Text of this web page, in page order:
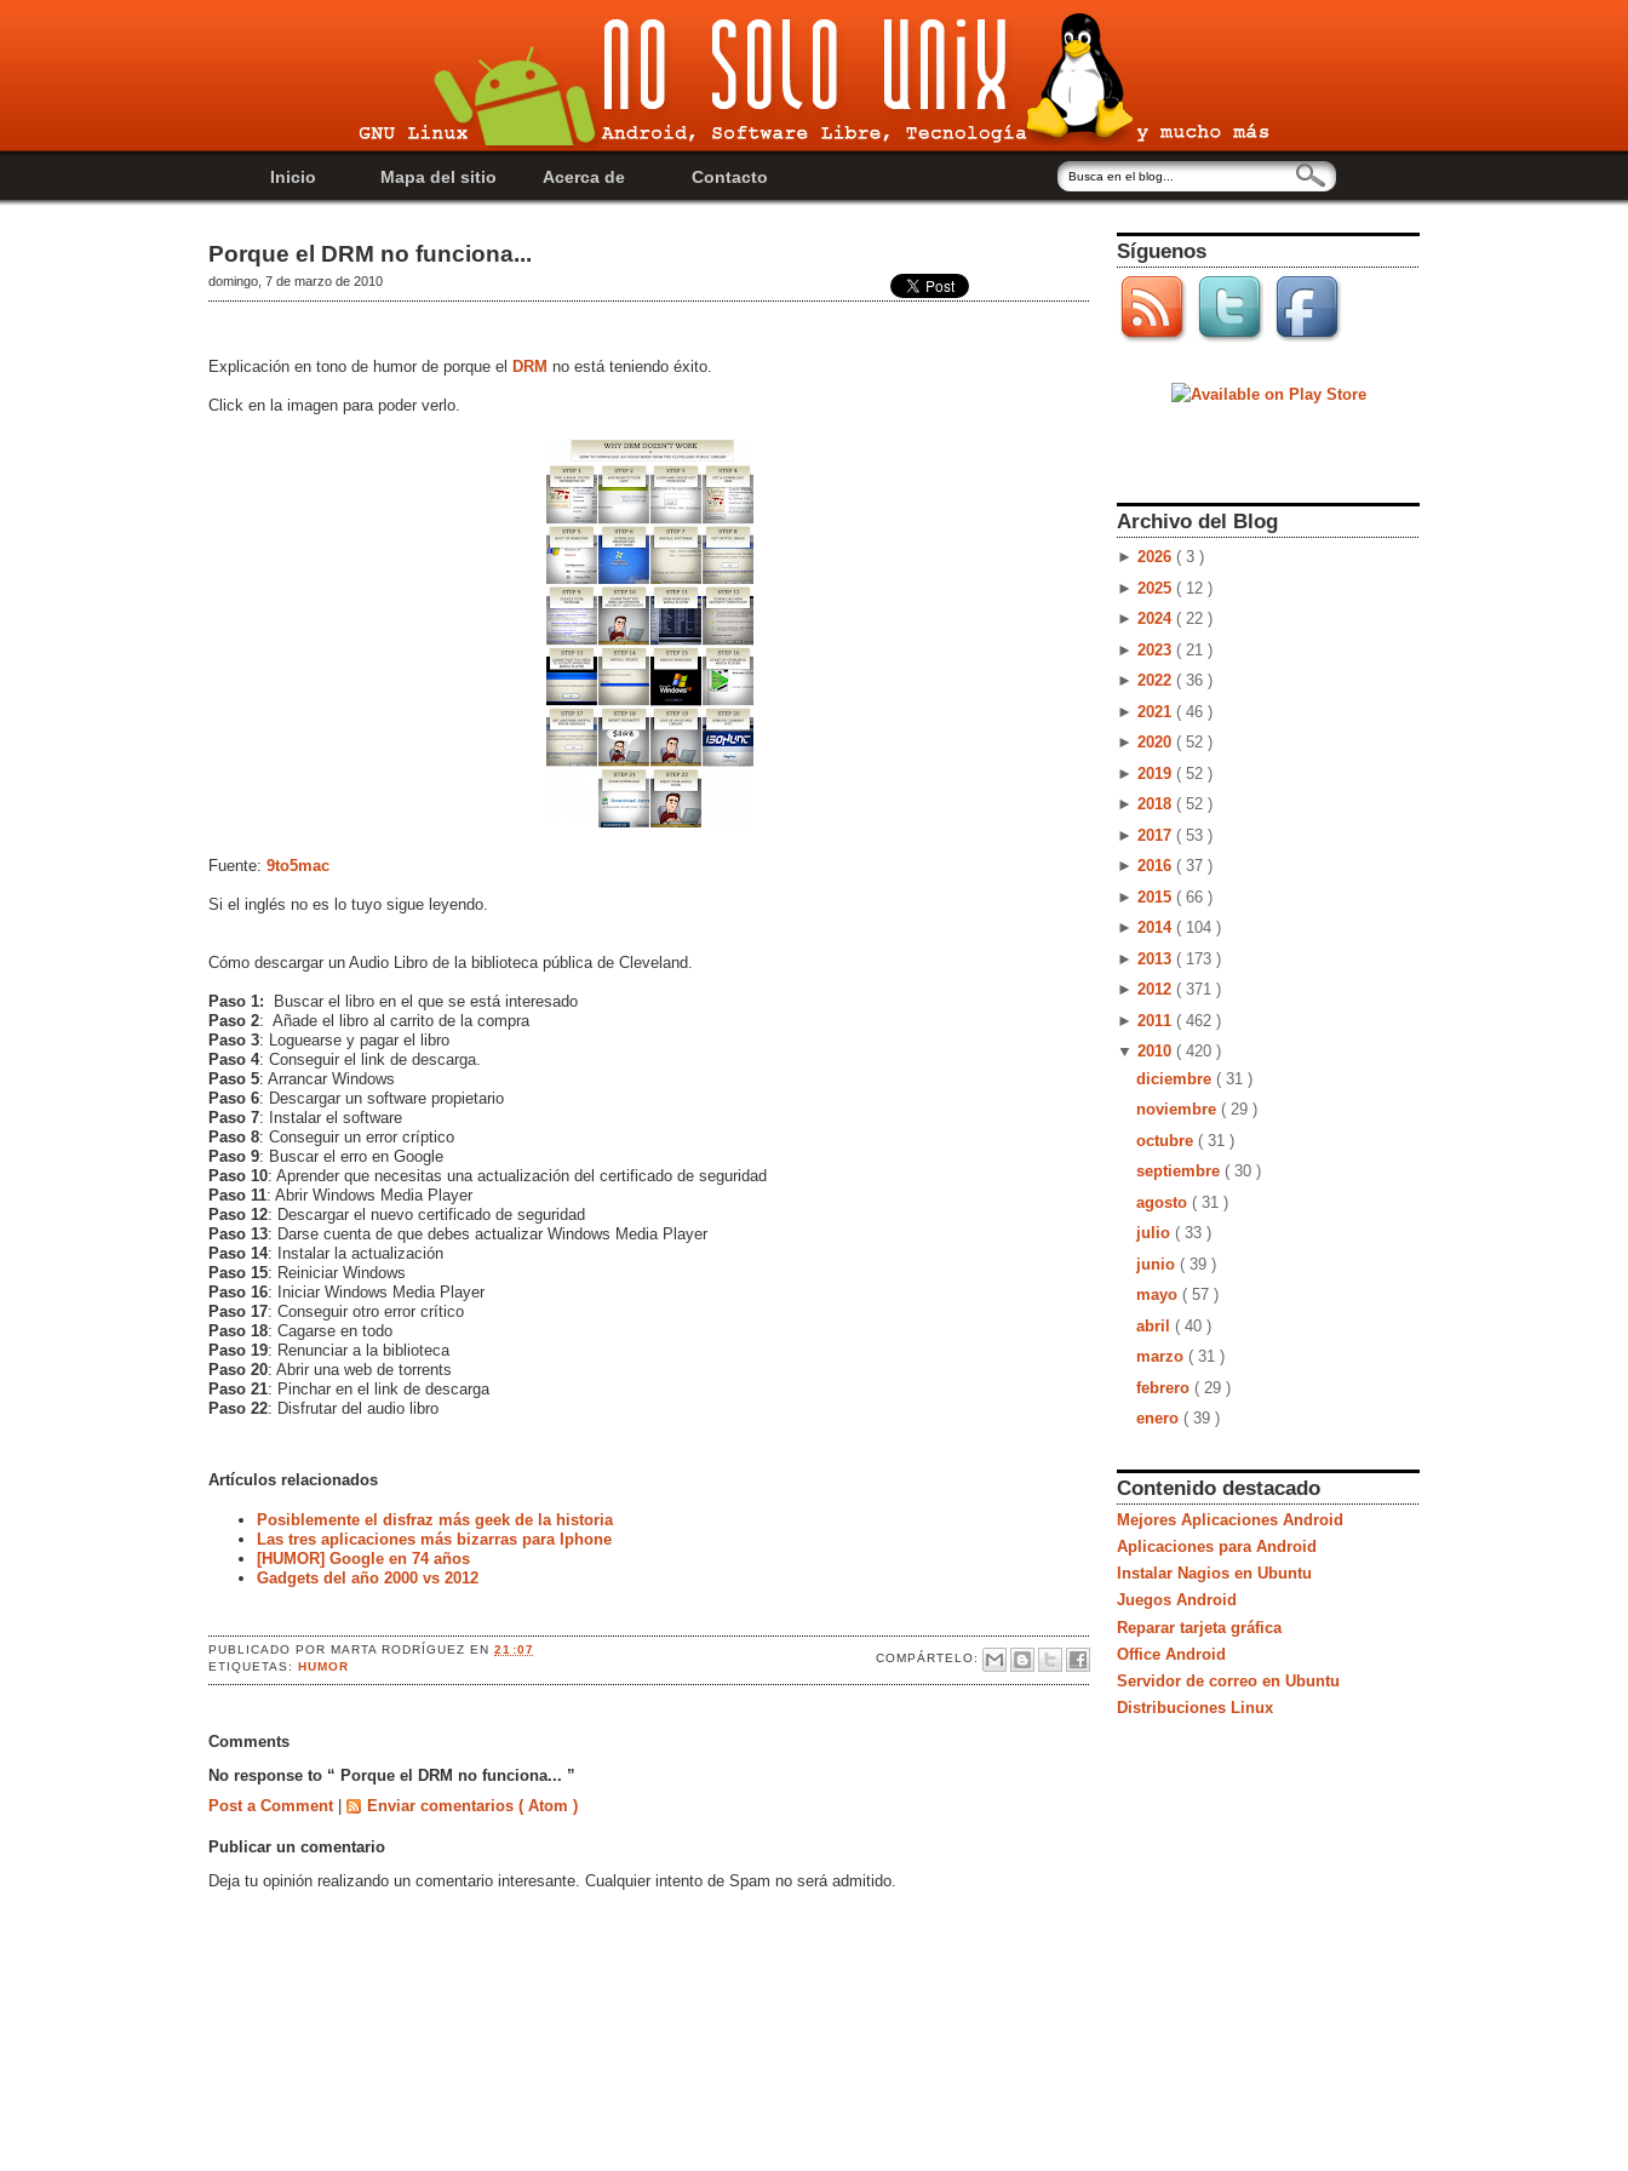
Inicio Mapa del sitio Acerca de Contacto
Porque el DRM no funciona...
domingo, 7 de marzo de 2010
Explicación en tono de humor de porque el DRM no está teniendo éxito.
Click en la imagen para poder verlo.
Fuente: 9to5mac
Si el inglés no es lo tuyo sigue leyendo.
Cómo descargar un Audio Libro de la biblioteca pública de Cleveland.
Paso 1: Buscar el libro en el que se está interesado
Paso 2: Añade el libro al carrito de la compra
Paso 3: Loguearse y pagar el libro
Paso 4: Conseguir el link de descarga.
Paso 5: Arrancar Windows
Paso 6: Descargar un software propietario
Paso 7: Instalar el software
Paso 8: Conseguir un error críptico
Paso 9: Buscar el erro en Google
Paso 10: Aprender que necesitas una actualización del certificado de seguridad
Paso 11: Abrir Windows Media Player
Paso 12: Descargar el nuevo certificado de seguridad
Paso 13: Darse cuenta de que debes actualizar Windows Media Player
Paso 14: Instalar la actualización
Paso 15: Reiniciar Windows
Paso 16: Iniciar Windows Media Player
Paso 17: Conseguir otro error crítico
Paso 18: Cagarse en todo
Paso 19: Renunciar a la biblioteca
Paso 20: Abrir una web de torrents
Paso 21: Pinchar en el link de descarga
Paso 22: Disfrutar del audio libro
Artículos relacionados
Posiblemente el disfraz más geek de la historia
Las tres aplicaciones más bizarras para Iphone
[HUMOR] Google en 74 años
Gadgets del año 2000 vs 2012
PUBLICADO PORMARTA RODRÍGUEZEN21:07
COMPÁRTELO:
ETIQUETAS:HUMOR
Comments
No response to “ Porque el DRM no funciona... ”
Post a Comment
Enviar comentarios ( Atom )
Publicar un comentario
Deja tu opinión realizando un comentario interesante. Cualquier intento de Spam no será admitido.
Síguenos
Archivo del Blog
► 2026 ( 3 )
► 2025 ( 12 )
► 2024 ( 22 )
► 2023 ( 21 )
► 2022 ( 36 )
► 2021 ( 46 )
► 2020 ( 52 )
► 2019 ( 52 )
► 2018 ( 52 )
► 2017 ( 53 )
► 2016 ( 37 )
► 2015 ( 66 )
► 2014 ( 104 )
► 2013 ( 173 )
► 2012 ( 371 )
► 2011 ( 462 )
▼ 2010 ( 420 )
diciembre ( 31 )
noviembre ( 29 )
octubre ( 31 )
septiembre ( 30 )
agosto ( 31 )
julio ( 33 )
junio ( 39 )
mayo ( 57 )
abril ( 40 )
marzo ( 31 )
febrero ( 29 )
enero ( 39 )
Contenido destacado
Mejores Aplicaciones Android
Aplicaciones para Android
Instalar Nagios en Ubuntu
Juegos Android
Reparar tarjeta gráfica
Office Android
Servidor de correo en Ubuntu
Distribuciones Linux